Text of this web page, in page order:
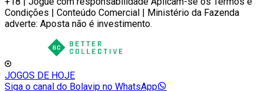
Condições | Conteúdo Comercial | Ministério da Fazenda
adverte: Aposta não é investimento.
JOGOS DE HOJE
Siga o canal do Bolavip no WhatsApp